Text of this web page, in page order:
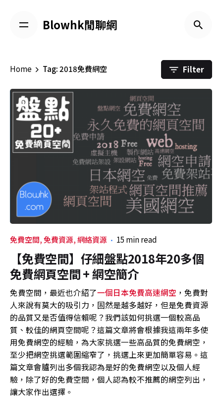
content
Blowhk閒聊網
Home Tag: 2018免費網空 Filter
免費空間 免費資源 網絡資源 15 min read
【免費空間】仔細盤點2018年20多個
免費網頁空間 + 網空簡介
免費空間，最近也介紹了一個日本免費高速網空 ，免費對
人來說有莫大的吸引力，固然是越多越好，但是免費資源
的品質又是否值得信賴呢？我們該如何挑選一個較高品
質、較佳的網頁空間呢？這篇文章將會根據我這兩年多使
用免費網空的經驗，為大家挑選一些高品質的免費網空，
至少把網空挑選範圍縮窄了，挑選上來更加簡單容易。這
篇文章會臚列出多個我認為是好的免費網空以及個人經
驗，除了好的免費空間，個人認為較不推薦的網空列出，
讓大家作出選擇。